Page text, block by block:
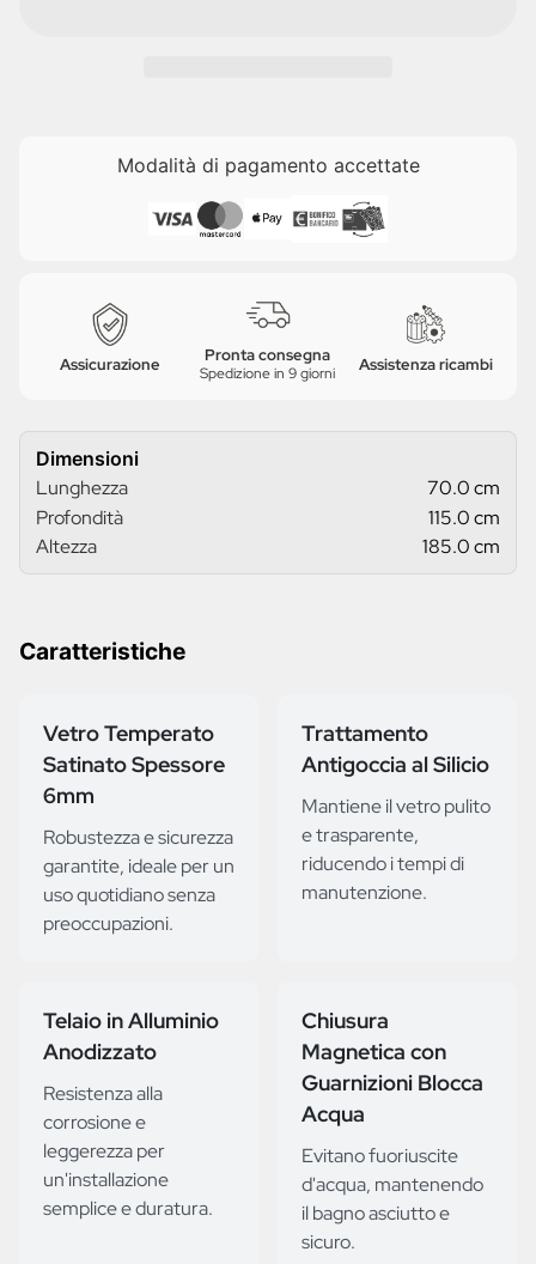
Modalità di pagamento accettate
Assicurazione Pronta consegna
Spedizione in 9 giorni Assistenza ricambi
Dimensioni
Lunghezza
70.0 cm
Profondità
115.0 cm
Altezza
185.0 cm
Caratteristiche
Vetro Temperato
Satinato Spessore
6mm
Robustezza e sicurezza
garantite, ideale per un
uso quotidiano senza
preoccupazioni.
Trattamento
Antigoccia al Silicio
Mantiene il vetro pulito
e trasparente,
riducendo i tempi di
manutenzione.
Telaio in Alluminio
Anodizzato
Resistenza alla
corrosione e
leggerezza per
un'installazione
semplice e duratura.
Chiusura
Magnetica con
Guarnizioni Blocca
Acqua
Evitano fuoriuscite
d'acqua, mantenendo
il bagno asciutto e
sicuro.